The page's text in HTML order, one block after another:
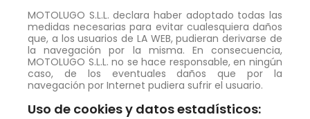
MOTOLUGO S.L.L. declara haber adoptado todas las
medidas necesarias para evitar cualesquiera daños
que, a los usuarios de LA WEB, pudieran derivarse de
la navegación por la misma. En consecuencia,
MOTOLUGO S.L.L. no se hace responsable, en ningún
caso, de los eventuales daños que por la
navegación por Internet pudiera sufrir el usuario.
Uso de cookies y datos estadísticos: